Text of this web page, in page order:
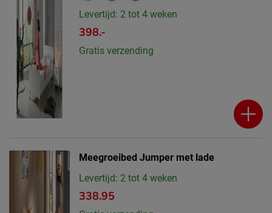
Levertijd: 2 tot 4 weken
398.-
Gratis verzending
Meegroeibed Jumper met lade
Levertijd: 2 tot 4 weken
338.95